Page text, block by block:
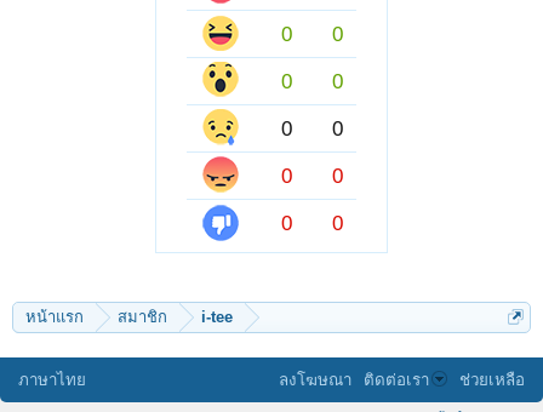
0
0
0
0
0
0
0
0
0
0
หน้าแรก สมาชิก i-tee
ภาษาไทย ลงโฆษณา ติดต่อเรา ช่วยเหลือ